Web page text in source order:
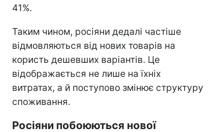
41%.
Таким чином, росіяни дедалі частіше
відмовляються від нових товарів на
користь дешевших варіантів. Це
відображається не лише на їхніх
витратах, а й поступово змінює структуру
споживання.
Росіяни побоюються нової